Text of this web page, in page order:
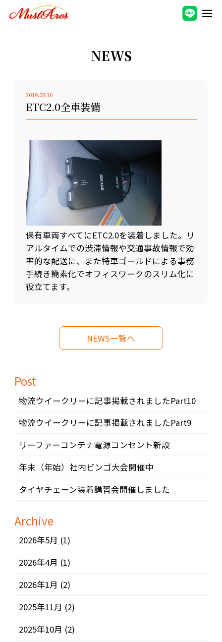
NEWS
2019.08.10
ETC2.0全車装備
保有車両すべてにETC2.0を装着しました。リ
アルタイムでの渋滞情報や交通事故情報で効
率的な配送に、また特車ゴールドによる事務
手続き簡素化でオフィスワークのスリム化に
役立てます。
NEWS一覧へ
Post
物流ウイークリーに記事掲載されましたPart10
物流ウイークリーに記事掲載されましたPart9
リーファーコンテナ電源コンセント新設
年末（年始）社内ビンゴ大会開催中
タイヤチェーン装着講習会開催しました
Archive
2026年5月 (1)
2026年4月 (1)
2026年1月 (2)
2025年11月 (2)
2025年10月 (2)